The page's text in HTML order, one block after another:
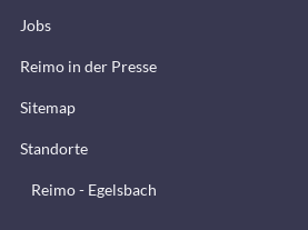
Jobs
Reimo in der Presse
Sitemap
Standorte
Reimo - Egelsbach